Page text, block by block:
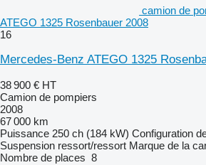
camion de
ATEGO 1325 Rosenbauer 2008
16
Mercedes-Benz ATEGO 1325
38 900 € HT
Camion de pompiers
2008
67 000 km
Puissance 250 ch (184 kW) Configuration
Suspension ressort/ressort Marque de la
Nombre de places 8